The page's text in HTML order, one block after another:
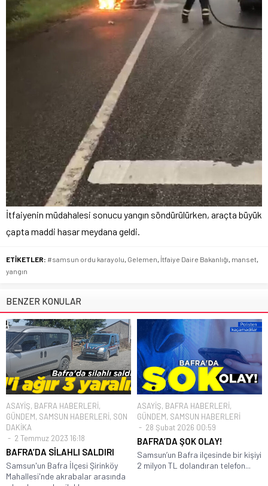
İtfaiyenin müdahalesi sonucu yangın söndürülürken, araçta büyük
çapta maddi hasar meydana geldi.
ETİKETLER: #samsun ordu karayolu, Gelemen, İtfaiye Daire Bakanlığı, manset,
yangın
BENZER KONULAR
ASAYİŞ, BAFRA HABERLERİ,
GÜNDEM, SAMSUN HABERLERİ, SON
DAKİKA
2 Temmuz 2023 16:18
BAFRA’DA SİLAHLI SALDIRI
Samsun'un Bafra İlçesi Şirinköy
Mahallesi'nde akrabalar arasında
ASAYİŞ, BAFRA HABERLERİ,
GÜNDEM, SAMSUN HABERLERİ
28 Şubat 2026 00:59
BAFRA’DA ŞOK OLAY!
Samsun’un Bafra ilçesinde bir kişiyi
2 milyon TL dolandıran telefon...